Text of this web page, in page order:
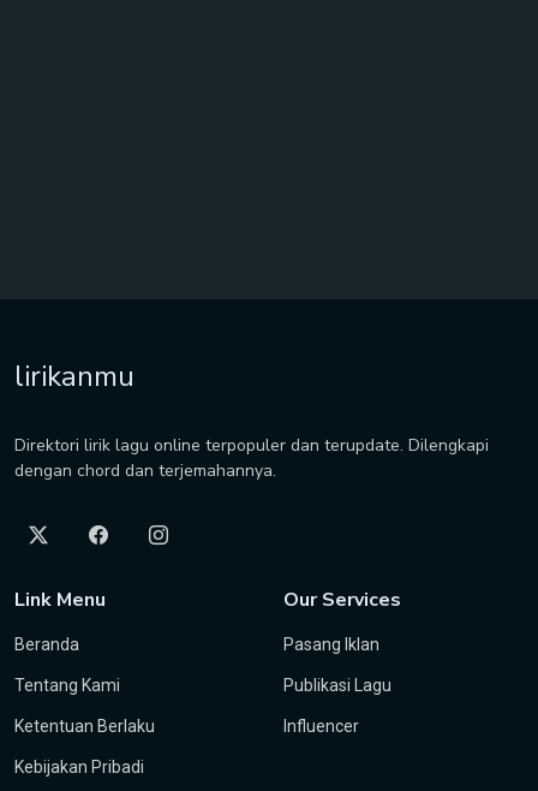
lirikanmu
Direktori lirik lagu online terpopuler dan terupdate. Dilengkapi
dengan chord dan terjemahannya.
Link Menu
Beranda
Tentang Kami
Ketentuan Berlaku
Kebijakan Pribadi
Our Services
Pasang Iklan
Publikasi Lagu
Influencer